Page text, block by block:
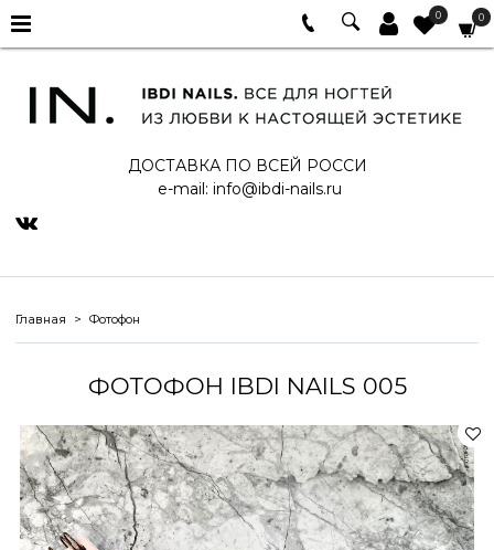
0 0
ДОСТАВКА ПО ВСЕЙ РОССИ
e-mail: info@ibdi-nails.ru
Главная Фотофон
ФОТОФОН IBDI NAILS 005